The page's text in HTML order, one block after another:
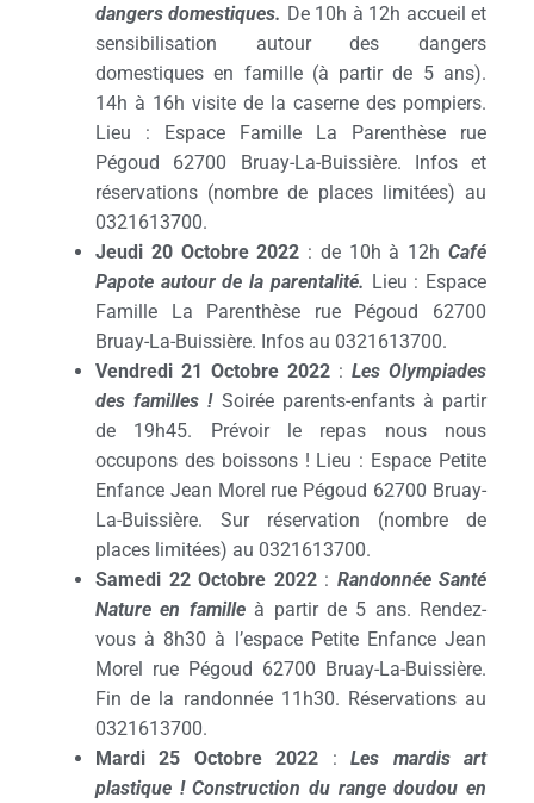
dangers domestiques. De 10h à 12h accueil et
sensibilisation autour des dangers
domestiques en famille (à partir de 5 ans).
14h à 16h visite de la caserne des pompiers.
Lieu : Espace Famille La Parenthèse rue
Pégoud 62700 Bruay-La-Buissière. Infos et
réservations (nombre de places limitées) au
0321613700.
Jeudi 20 Octobre 2022 : de 10h à 12hCafé
Papote autour de la parentalité. Lieu : Espace
Famille La Parenthèse rue Pégoud 62700
Bruay-La-Buissière. Infos au 0321613700.
Vendredi 21 Octobre 2022 : Les Olympiades
des familles !Soirée parents-enfants à partir
de 19h45. Prévoir le repas nous nous
occupons des boissons ! Lieu : Espace Petite
Enfance Jean Morel rue Pégoud 62700 Bruay-
La-Buissière. Sur réservation (nombre de
places limitées) au 0321613700.
Samedi 22 Octobre 2022: Randonnée Santé
Nature en familleà partir de 5 ans. Rendez-
vous à 8h30 à l’espace Petite Enfance Jean
Morel rue Pégoud 62700 Bruay-La-Buissière.
Fin de la randonnée 11h30. Réservations au
0321613700.
Mardi 25 Octobre 2022 :Les mardis art
plastique ! Construction du range doudou en